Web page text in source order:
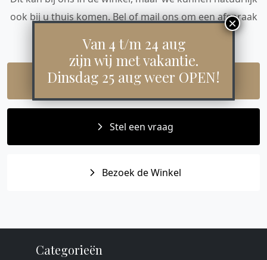
ook bij u thuis komen. Bel of mail ons om een afspraak
Maak een afspraak
Stel een vraag
Bezoek de Winkel
Categorieën
Van 4 t/m 24 aug
zijn wij met vakantie.
Dinsdag 25 aug weer OPEN!